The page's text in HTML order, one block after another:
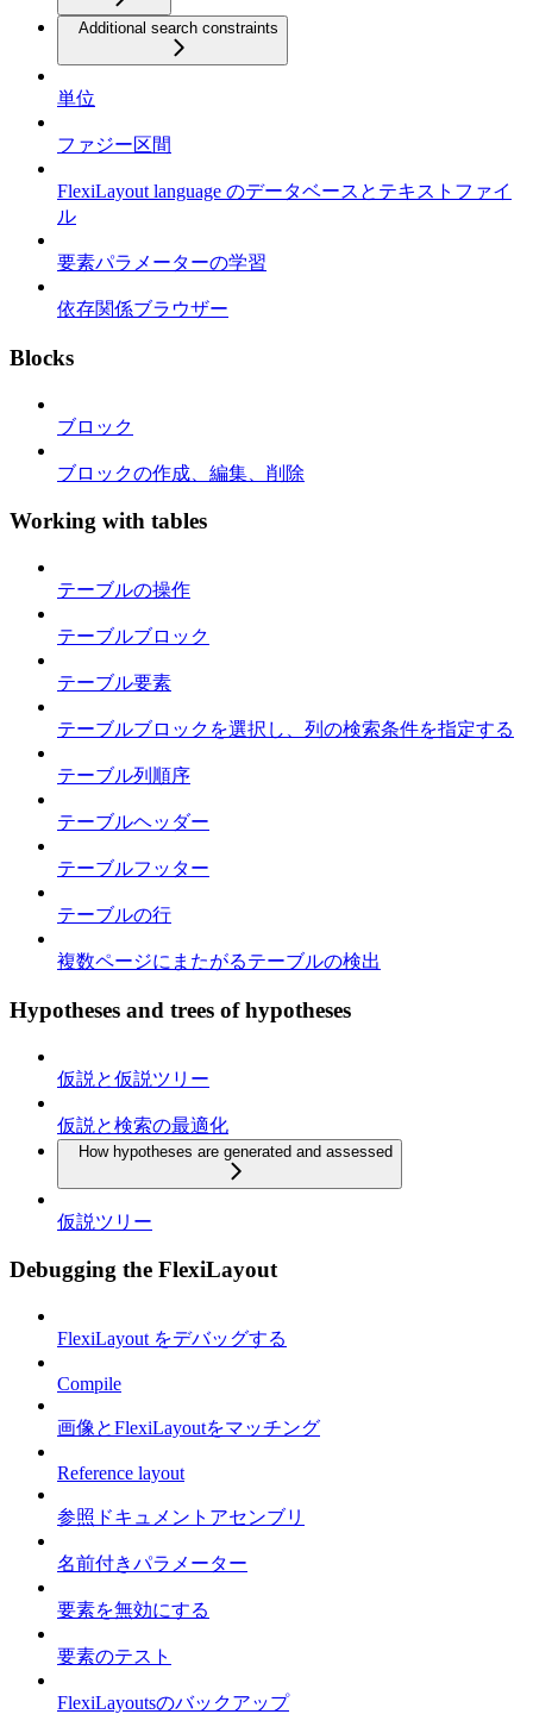
Additional search constraints
単位
ファジー区間
FlexiLayout language のデータベースとテキストファイ
ル
要素パラメーターの学習
依存関係ブラウザー
Blocks
ブロック
ブロックの作成、編集、削除
Working with tables
テーブルの操作
テーブルブロック
テーブル要素
テーブルブロックを選択し、列の検索条件を指定する
テーブル列順序
テーブルヘッダー
テーブルフッター
テーブルの行
複数ページにまたがるテーブルの検出
Hypotheses and trees of hypotheses
仮説と仮説ツリー
仮説と検索の最適化
How hypotheses are generated and assessed
仮説ツリー
Debugging the FlexiLayout
FlexiLayout をデバッグする
Compile
画像とFlexiLayoutをマッチング
Reference layout
参照ドキュメントアセンブリ
名前付きパラメーター
要素を無効にする
要素のテスト
FlexiLayoutsのバックアップ